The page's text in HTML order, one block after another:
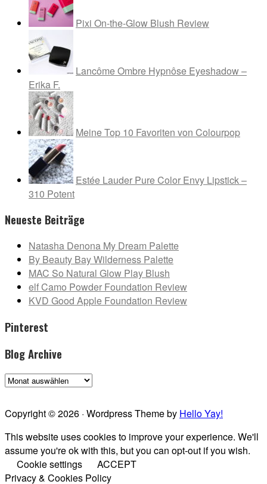
Pixi On-the-Glow Blush Review
Lancôme Ombre Hypnôse Eyeshadow –
Erika F.
Meine Top 10 Favoriten von Colourpop
Estée Lauder Pure Color Envy Lipstick –
310 Potent
Neueste Beiträge
Natasha Denona My Dream Palette
By Beauty Bay Wilderness Palette
MAC So Natural Glow Play Blush
elf Camo Powder Foundation Review
KVD Good Apple Foundation Review
Pinterest
Blog Archive
Blog
Copyright © 2026 · Wordpress Theme by Hello Yay!
This website uses cookies to improve your experience. We'll
assume you're ok with this, but you can opt-out if you wish.
Cookie settings
ACCEPT
Privacy & Cookies Policy